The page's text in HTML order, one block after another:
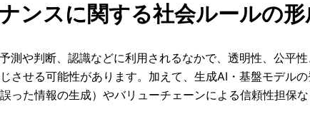
ンスに関する社会ルールの形
測や判断、認識などに利用されるなかで、透明性、公平
させる可能性があります。加えて、生成AI・基盤モデル
った情報の生成）やバリューチェーンによる信頼性担保